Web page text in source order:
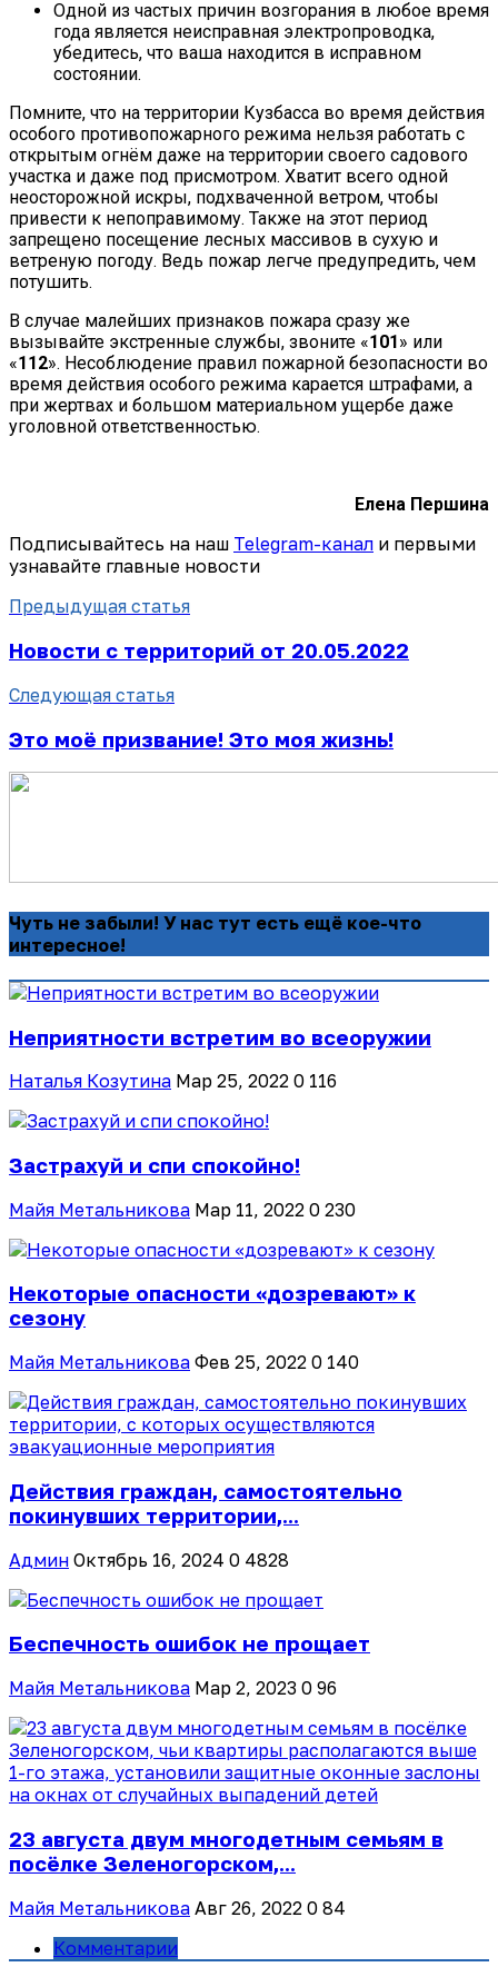
Одной из частых причин возгорания в любое время
года является неисправная электропроводка,
убедитесь, что ваша находится в исправном
состоянии.
Помните, что на территории Кузбасса во время действия
особого противопожарного режима нельзя работать с
открытым огнём даже на территории своего садового
участка и даже под присмотром. Хватит всего одной
неосторожной искры, подхваченной ветром, чтобы
привести к непоправимому. Также на этот период
запрещено посещение лесных массивов в сухую и
ветреную погоду. Ведь пожар легче предупредить, чем
потушить.
В случае малейших признаков пожара сразу же
вызывайте экстренные службы, звоните «101 » или
«112». Несоблюдение правил пожарной безопасности во
время действия особого режима карается штрафами, а
при жертвах и большом материальном ущербе даже
уголовной ответственностью.
Елена Першина
Подписывайтесь на наш Telegram-канал и первыми
узнавайте главные новости
Предыдущая статья
Новости с территорий от 20.05.2022
Следующая статья
Это моё призвание! Это моя жизнь!
Чуть не забыли! У нас тут есть ещё кое-что
интересное!
Неприятности встретим во всеоружии
Наталья Козутина Мар 25, 2022 0 116
Застрахуй и спи спокойно!
Майя Метальникова Мар 11, 2022 0 230
Некоторые опасности «дозревают» к
сезону
Майя Метальникова Фев 25, 2022 0 140
Действия граждан, самостоятельно
покинувших территории,...
Админ Октябрь 16, 2024 0 4828
Беспечность ошибок не прощает
Майя Метальникова Мар 2, 2023 0 96
23 августа двум многодетным семьям в
посёлке Зеленогорском,...
Майя Метальникова Авг 26, 2022 0 84
Комментарии